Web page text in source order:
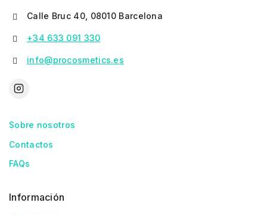
Calle Bruc 40, 08010 Barcelona
+34 633 091 330
info@procosmetics.es
Sobre nosotros
Contactos
FAQs
Información